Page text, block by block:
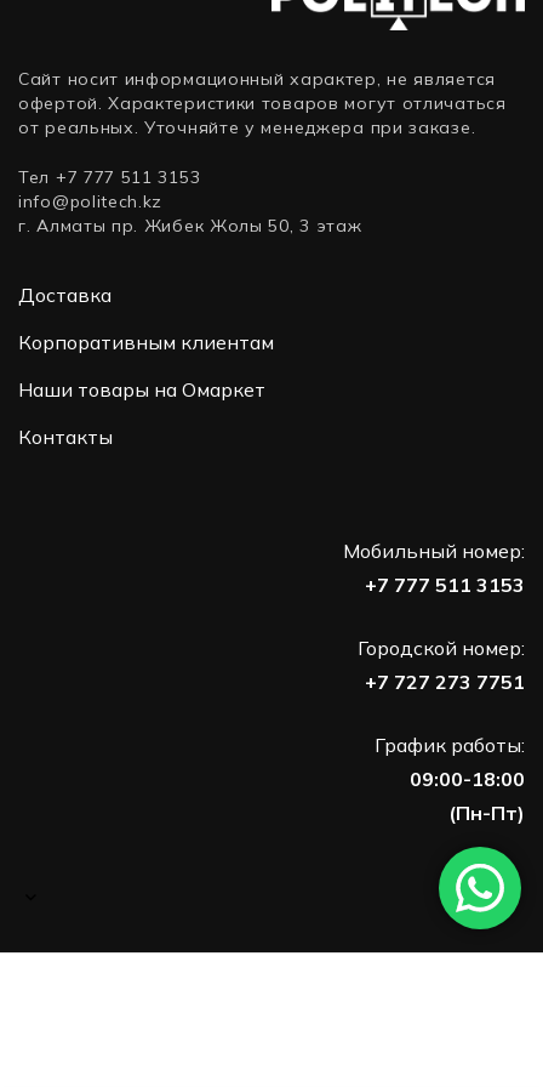
Сайт носит информационный характер, не является
офертой. Характеристики товаров могут отличаться
от реальных. Уточняйте у менеджера при заказе.
Тел +7 777 511 3153
info@politech.kz
г. Алматы пр. Жибек Жолы 50, 3 этаж
Доставка
Корпоративным клиентам
Наши товары на Омаркет
Контакты
Мобильный номер:
+7 777 511 3153
Городской номер:
+7 727 273 7751
График работы:
09:00-18:00
(Пн-Пт)